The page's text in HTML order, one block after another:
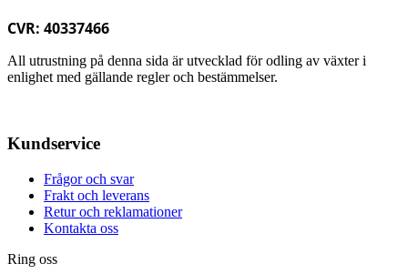
CVR: 40337466
All utrustning på denna sida är utvecklad för odling av växter i
enlighet med gällande regler och bestämmelser.
Kundservice
Frågor och svar
Frakt och leverans
Retur och reklamationer
Kontakta oss
Ring oss